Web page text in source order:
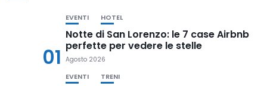
01
EVENTI HOTEL
Notte di San Lorenzo: le 7 case Airbnb
perfette per vedere le stelle
Agosto 2026
EVENTI TRENI